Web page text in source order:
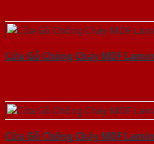
Cửa Gỗ Chống Cháy MDF
Cửa Gỗ Chống Cháy MDF